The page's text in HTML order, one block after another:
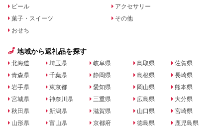
ビール
菓子・スイーツ
おせち
アクセサリー
その他
地域から返礼品を探す
北海道
青森県
岩手県
宮城県
秋田県
山形県
埼玉県
千葉県
東京都
神奈川県
新潟県
富山県
岐阜県
静岡県
愛知県
三重県
滋賀県
京都府
鳥取県
島根県
岡山県
広島県
山口県
徳島県
佐賀県
長崎県
熊本県
大分県
宮崎県
鹿児島県